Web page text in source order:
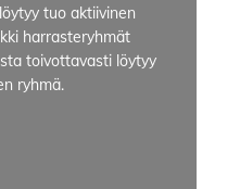
tuo aktiivinen
harrasteryhmät
toivottavasti löytyy
ryhmä.